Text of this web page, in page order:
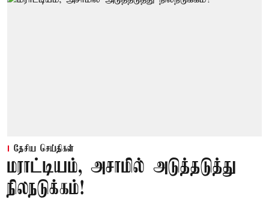
தேசிய செய்திகள்
மராட்டியம், அசாமில் அடுத்தடுத்து
நிலநடுக்கம்!